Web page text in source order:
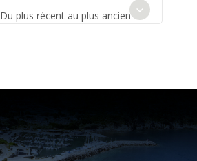
Du plus récent au plus ancien